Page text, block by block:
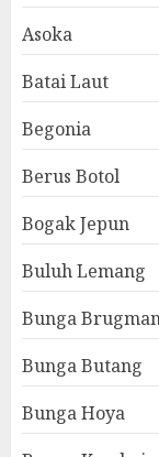
Asoka
Batai Laut
Begonia
Berus Botol
Bogak Jepun
Buluh Lemang
Bunga
Bunga Butang
Bunga Hoya